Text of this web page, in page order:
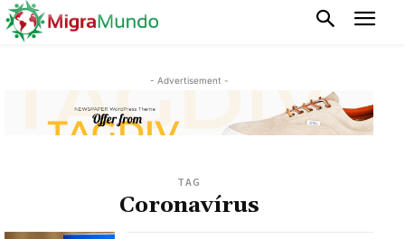
- Advertisement -
TAG
Coronavírus